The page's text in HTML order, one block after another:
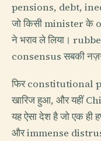
pensions, debt,
जो किसी minister के
ने भराव ले लिया।
consensus सबकी
फिर constitutional
खारिज हुआ, और यहीं
यह ऐसा देश है जो एक
और immense